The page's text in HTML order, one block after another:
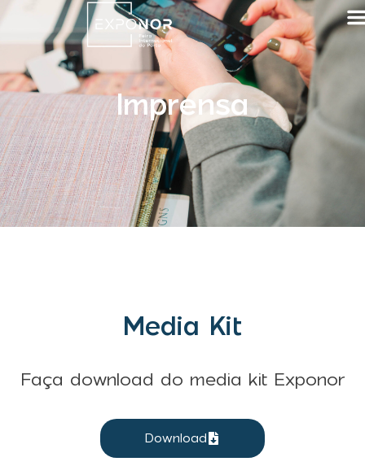
Imprensa
Media Kit
Faça download do media kit Exponor
Download